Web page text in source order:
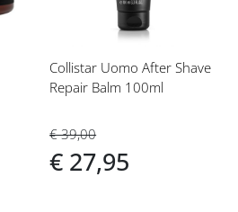
Collistar Uomo After Shave
Repair Balm 100ml
€ 39,00
€ 27,95